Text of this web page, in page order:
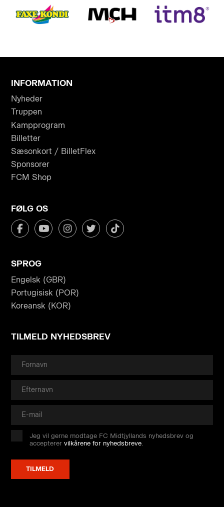
INFORMATION
Nyheder
Truppen
Kampprogram
Billetter
Sæsonkort / BilletFlex
Sponsorer
FCM Shop
FØLG OS
SPROG
Engelsk (GBR)
Portugisisk (POR)
Koreansk (KOR)
TILMELD NYHEDSBREV
Jeg vil gerne modtage FC Midtjyllands nyhedsbrev og
accepterervilkårene for nyhedsbreve.